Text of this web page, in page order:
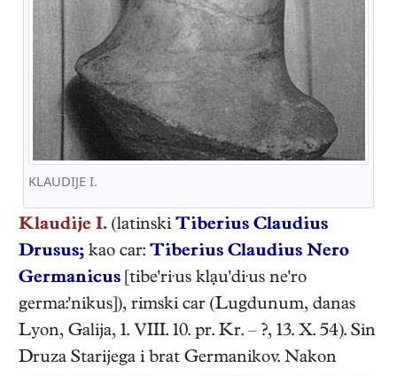
KLAUDIJE I.
Klaudije I. (latinski Tiberius Claudius
Drusus; kao car: Tiberius Claudius Nero
Germanicus [tibe'ri·us klạu'di·us ne'ro
germa:'nikus]), rimski car (Lugdunum, danas
Lyon, Galija, 1. VIII. 10. pr. Kr. – ?, 13. X. 54). Sin
Druza Starijega i brat Germanikov. Nakon